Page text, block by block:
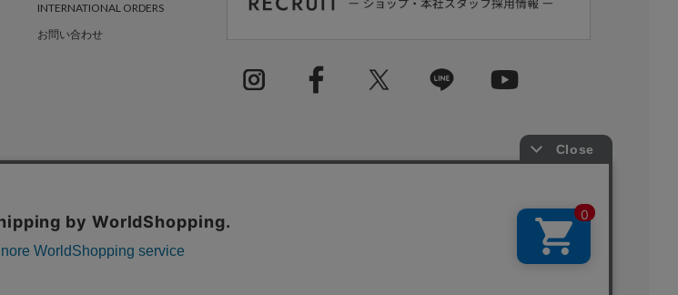
INTERNATIONAL ORDERS
お問い合わせ
採用情報